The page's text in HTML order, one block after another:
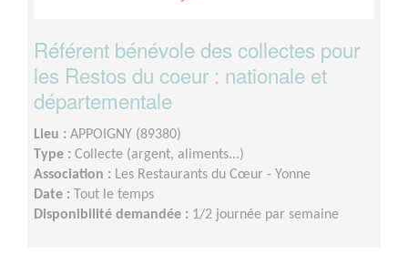
Référent bénévole des collectes pour
les Restos du coeur : nationale et
départementale
Lieu : APPOIGNY (89380)
Type : Collecte (argent, aliments...)
Association : Les Restaurants du Cœur - Yonne
Date : Tout le temps
Disponibilité demandée : 1/2 journée par semaine